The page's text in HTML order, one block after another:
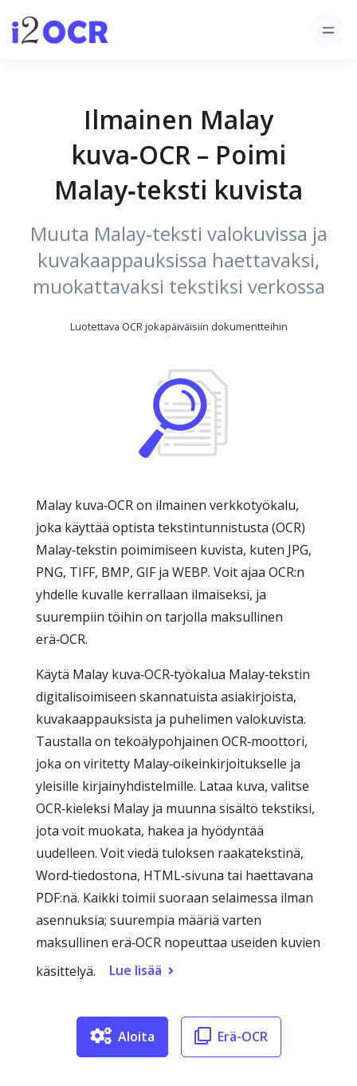
Ilmainen Malay
kuva‑OCR – Poimi
Malay‑teksti kuvista
Muuta Malay‑teksti valokuvissa ja
kuvakaappauksissa haettavaksi,
muokattavaksi tekstiksi verkossa
Luotettava OCR jokapäiväisiin dokumentteihin
Malay kuva‑OCR on ilmainen verkkotyökalu,
joka käyttää optista tekstintunnistusta (OCR)
Malay‑tekstin poimimiseen kuvista, kuten JPG,
PNG, TIFF, BMP, GIF ja WEBP. Voit ajaa OCR:n
yhdelle kuvalle kerrallaan ilmaiseksi, ja
suurempiin töihin on tarjolla maksullinen
erä‑OCR.
Käytä Malay kuva‑OCR‑työkalua Malay‑tekstin
digitalisoimiseen skannatuista asiakirjoista,
kuvakaappauksista ja puhelimen valokuvista.
Taustalla on tekoälypohjainen OCR‑moottori,
joka on viritetty Malay‑oikeinkirjoitukselle ja
yleisille kirjainyhdistelmille. Lataa kuva, valitse
OCR‑kieleksi Malay ja muunna sisältö tekstiksi,
jota voit muokata, hakea ja hyödyntää
uudelleen. Voit viedä tuloksen raakatekstinä,
Word‑tiedostona, HTML‑sivuna tai haettavana
PDF:nä. Kaikki toimii suoraan selaimessa ilman
asennuksia; suurempia määriä varten
maksullinen erä‑OCR nopeuttaa useiden kuvien
käsittelyä.
Lue lisää
Aloita Erä-OCR